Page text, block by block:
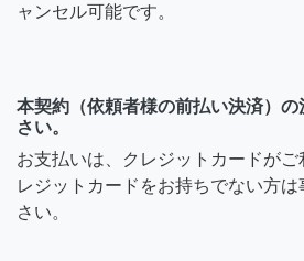
ャンセル可能です。
本契約（依頼者様の前払い決済）
さい。
お支払いは、クレジットカードがご
レジットカードをお持ちでない方
さい。